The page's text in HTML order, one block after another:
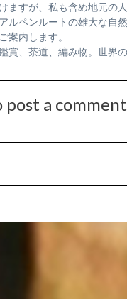
ますが、私も含め地元の
ルペンルートの雄大な自
案内します。
賞、茶道、編み物。世界
a